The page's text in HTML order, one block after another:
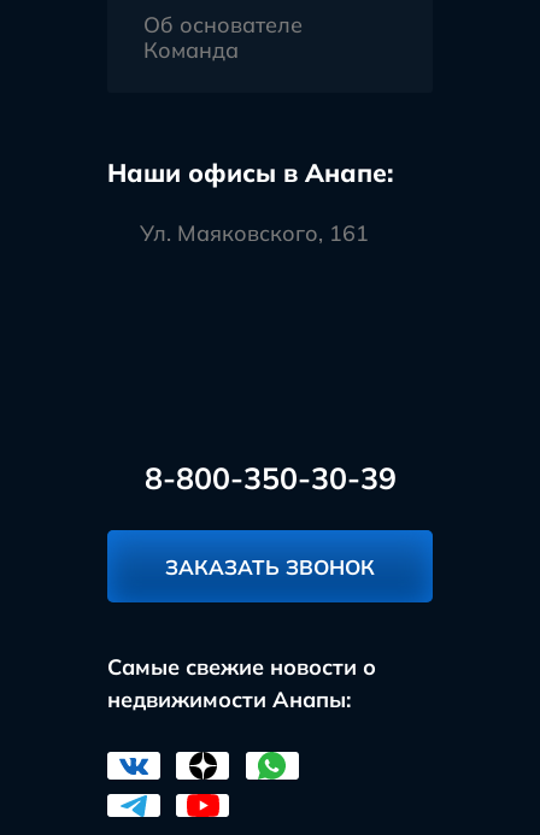
Об основателе
Команда
Наши офисы в Анапе:
Ул. Маяковского, 161
8-800-350-30-39
ЗАКАЗАТЬ ЗВОНОК
Самые свежие новости о
недвижимости Анапы: